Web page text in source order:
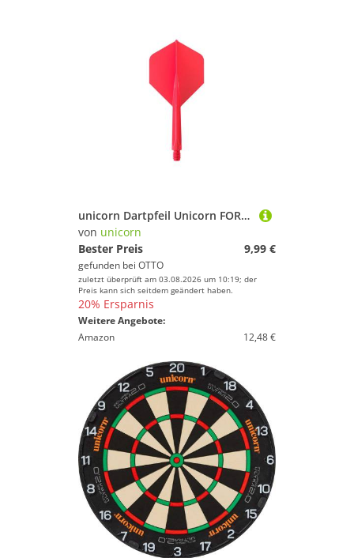
unicorn Dartpfeil Unicorn FORGE, All in One Shaft, Medium, Rot
von unicorn
Bester Preis
9,99 €
gefunden bei OTTO
zuletzt überprüft am 03.08.2026 um 10:19; der
Preis kann sich seitdem geändert haben.
20% Ersparnis
Weitere Angebote:
Amazon
12,48 €